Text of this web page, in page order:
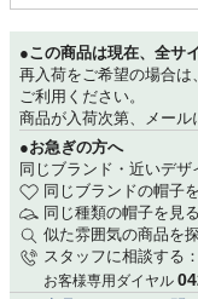
●この商品は現在、全サ
再入荷をご希望の場合
ご利用ください。
商品が入荷次第、メール
●お急ぎの方へ
同じブランド・近いデザ
同じブランドの帽子
同じ種類の帽子を見る
似た雰囲気の商品を
スタッフに相談する：
お客様専用ダイヤル